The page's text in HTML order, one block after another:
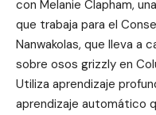
con Melanie Clapham,
que trabaja para el
Nanwakolas, que lleva a
sobre osos grizzly en
Utiliza aprendizaje
aprendizaje automático